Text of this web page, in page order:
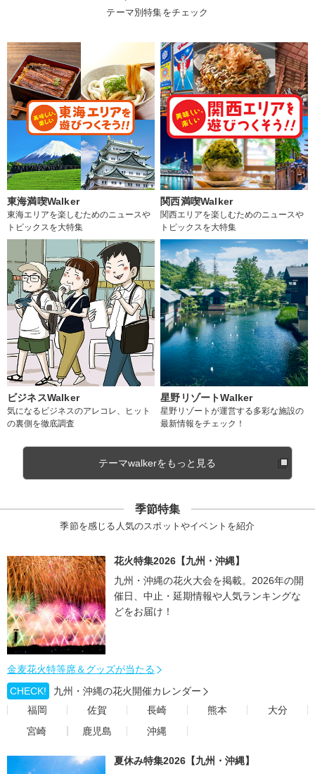
テーマ別特集をチェック
東海満喫Walker
東海エリアを楽しむためのニュースや
トピックスを大特集
関西満喫Walker
関西エリアを楽しむためのニュースや
トピックスを大特集
ビジネスWalker
気になるビジネスのアレコレ、ヒット
の裏側を徹底調査
星野リゾートWalker
星野リゾートが運営する多彩な施設の
最新情報をチェック！
テーマwalkerをもっと見る
季節特集
季節を感じる人気のスポットやイベントを紹介
花火特集2026【九州・沖縄】
九州・沖縄の花火大会を掲載。2026年の開
催日、中止・延期情報や人気ランキングな
どをお届け！
金麦花火特等席＆グッズが当たる
CHECK!
九州・沖縄の花火開催カレンダー
福岡
佐賀 長崎 熊本
大分
宮崎
鹿児島 沖縄
夏休み特集2026【九州・沖縄】